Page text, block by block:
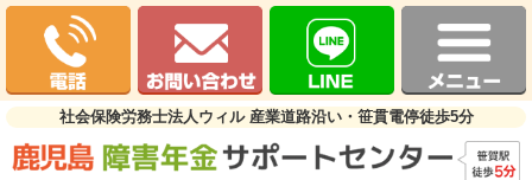
社会保険労務士法人ウィル 産業道路沿い・笹貫電停徒歩5分